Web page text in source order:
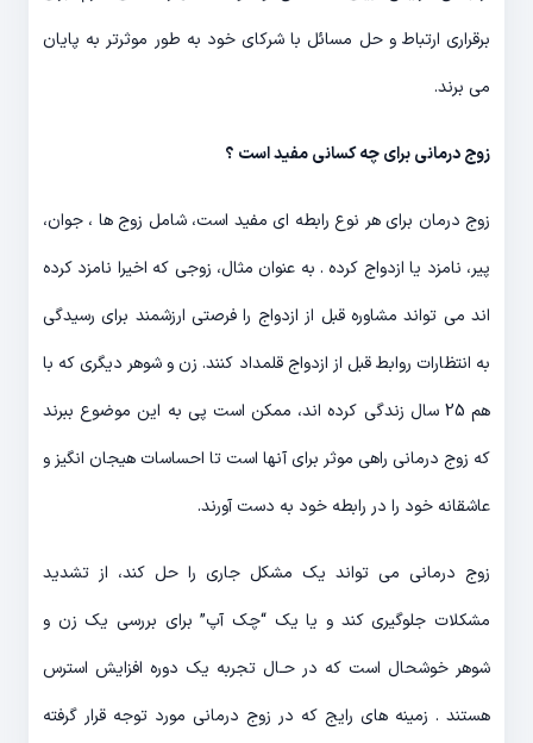
برقراری ارتباط و حل مسائل با شرکای خود به طور موثرتر به پایان
می برند.
زوج درمانی برای چه کسانی مفید است ؟
زوج درمان برای هر نوع رابطه ای مفید است، شامل زوج ها ، جوان،
پیر، نامزد یا ازدواج کرده . به عنوان مثال، زوجی که اخیرا نامزد کرده
اند می تواند مشاوره قبل از ازدواج را فرصتی ارزشمند برای رسیدگی
به انتظارات روابط قبل از ازدواج قلمداد کنند. زن و شوهر دیگری که با
هم 25 سال زندگی کرده اند، ممکن است پی به این موضوع ببرند
که زوج درمانی راهی موثر برای آنها است تا احساسات هیجان انگیز و
عاشقانه خود را در رابطه خود به دست آورند.
زوج درمانی می تواند یک مشکل جاری را حل کند، از تشدید
مشکلات جلوگیری کند و یا یک “چک آپ” برای بررسی یک زن و
شوهر خوشحال است که در حـال تجربه یک دوره افزایش استرس
هستند . زمینه های رایج که در زوج درمانی مورد توجه قرار گرفته